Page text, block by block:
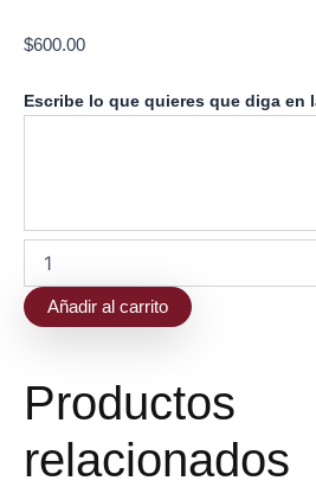
$600.00
Escribe lo que quieres que diga en
Ramo
fuente
Añadir al carrito
Productos
relacionados